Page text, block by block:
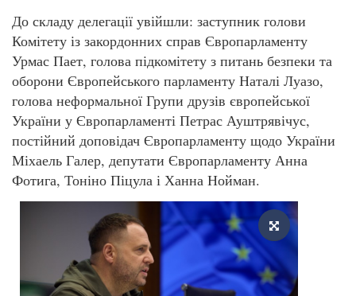
До складу делегації увійшли: заступник голови
Комітету із закордонних справ Європарламенту
Урмас Пает, голова підкомітету з питань безпеки та
оборони Європейського парламенту Наталі Луазо,
голова неформальної Групи друзів європейської
України у Європарламенті Петрас Ауштрявічус,
постійний доповідач Європарламенту щодо України
Міхаель Галер, депутати Європарламенту Анна
Фотига, Тоніно Піцула і Ханна Нойман.